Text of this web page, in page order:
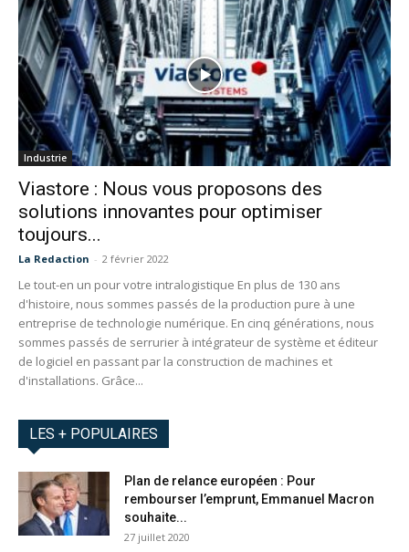
Industrie
Viastore : Nous vous proposons des
solutions innovantes pour optimiser
toujours...
La Redaction - 2 février 2022
Le tout-en un pour votre intralogistique En plus de 130 ans
d'histoire, nous sommes passés de la production pure à une
entreprise de technologie numérique. En cinq générations, nous
sommes passés de serrurier à intégrateur de système et éditeur
de logiciel en passant par la construction de machines et
d'installations. Grâce...
LES + POPULAIRES
Plan de relance européen : Pour
rembourser l’emprunt, Emmanuel Macron
souhaite...
27 juillet 2020